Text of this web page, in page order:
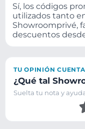
Sí, los códigos
utilizados tanto
Showroomprivé,
descuentos
TU OPINIÓN CUENTA
¿Qué tal
Suelta tu nota y